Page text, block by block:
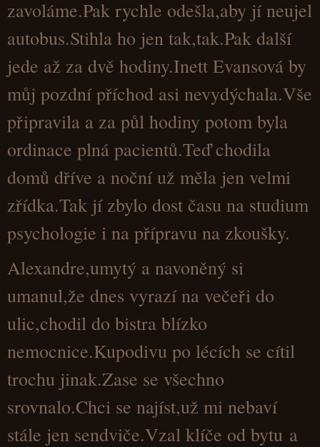
zavoláme.Pak rychle odešla,aby jí neujel
autobus.Stihla ho jen tak,tak.Pak další
jede až za dvě hodiny.Inett Evansová by
můj pozdní příchod asi nevydýchala.Vše
připravila a za půl hodiny potom byla
ordinace plná pacientů.Teď chodila
domů dříve a noční už měla jen velmi
zřídka.Tak jí zbylo dost času na studium
psychologie i na přípravu na zkoušky.
Alexandre,umytý a navoněný si
umanul,že dnes vyrazí na večeři do
ulic,chodil do bistra blízko
nemocnice.Kupodivu po lécích se cítil
trochu jinak.Zase se všechno
srovnalo.Chci se najíst,už mi nebaví
stále jen sendviče.Vzal klíče od bytu a